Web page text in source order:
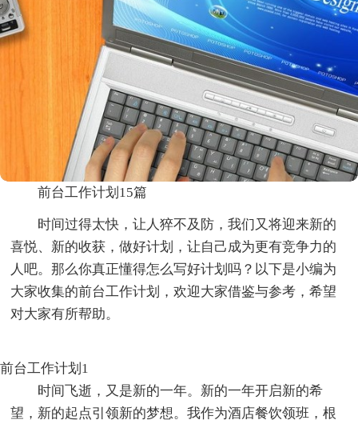
前台工作计划15篇
时间过得太快，让人猝不及防，我们又将迎来新的
喜悦、新的收获，做好计划，让自己成为更有竞争力的
人吧。那么你真正懂得怎么写好计划吗？以下是小编为
大家收集的前台工作计划，欢迎大家借鉴与参考，希望
对大家有所帮助。
前台工作计划1
时间飞逝，又是新的一年。新的一年开启新的希
望，新的起点引领新的梦想。我作为酒店餐饮领班，根